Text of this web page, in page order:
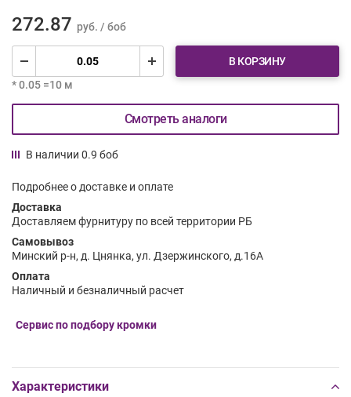
272.87 руб. / боб
В КОРЗИНУ
* 0.05 =10 м
Смотреть аналоги
В наличии 0.9 боб
Подробнее о доставке и оплате
Доставка
Доставляем фурнитуру по всей территории РБ
Самовывоз
Минский р-н, д. Цнянка, ул. Дзержинского, д.16А
Оплата
Наличный и безналичный расчет
Сервис по подбору кромки
Характеристики